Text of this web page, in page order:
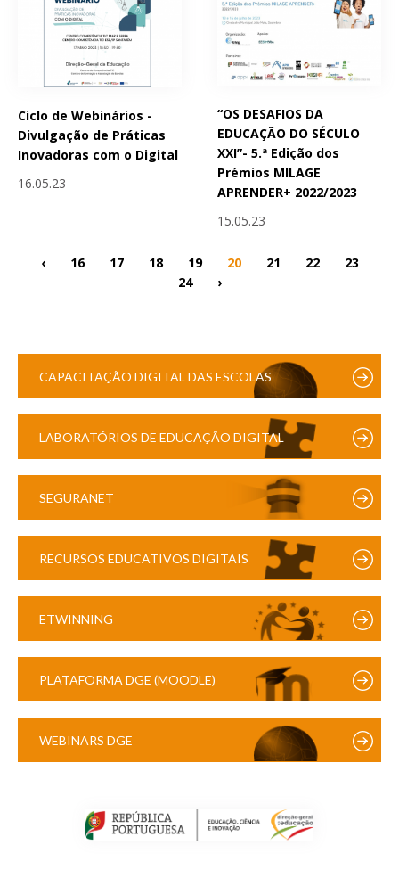
Ciclo de Webinários -
Divulgação de Práticas
Inovadoras com o Digital
16.05.23
“OS DESAFIOS DA
EDUCAÇÃO DO SÉCULO
XXI”- 5.ª Edição dos
Prémios MILAGE
APRENDER+ 2022/2023
15.05.23
‹ 16 17 18 19 20 21 22
23
24
›
CAPACITAÇÃO DIGITAL DAS ESCOLAS
LABORATÓRIOS DE EDUCAÇÃO DIGITAL
SEGURANET
RECURSOS EDUCATIVOS DIGITAIS
ETWINNING
PLATAFORMA DGE (MOODLE)
WEBINARS DGE